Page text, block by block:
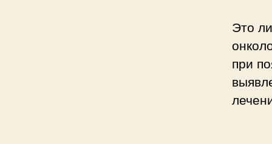
Это
при